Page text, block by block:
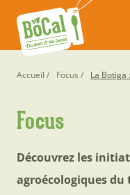
contenu
principal
Fil
d'Ariane
Accueil Focus La Botiga
Focus
Découvrez les
agroécologiques